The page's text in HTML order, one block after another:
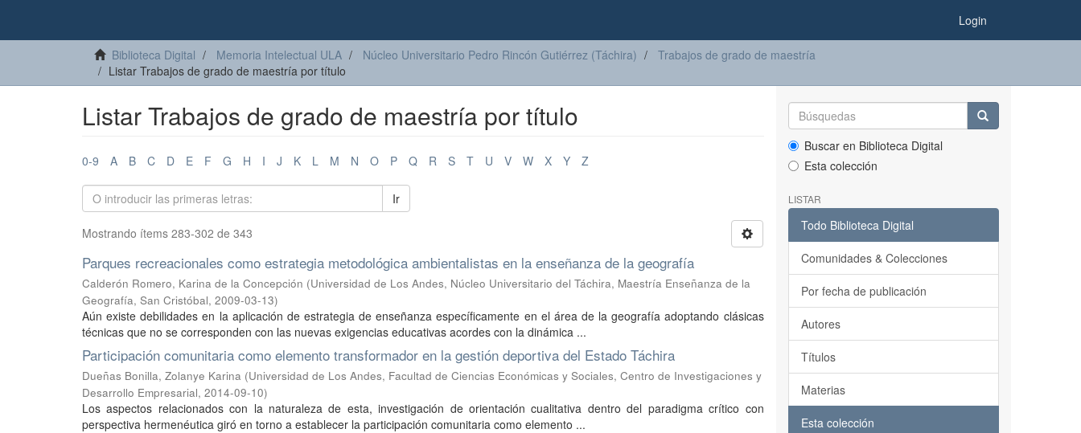
Login
Biblioteca Digital Memoria Intelectual ULA Núcleo Universitario Pedro Rincón Gutiérrez (Táchira)
Trabajos de grado de maestría
Listar Trabajos de grado de maestría por título
Listar Trabajos de grado de maestría por título
0-9 A B C D E F G H I J K L M N O P Q R S T U V W X Y Z
Ir
Mostrando ítems 283-302 de 343
Parques recreacionales como estrategia metodológica ambientalistas en la enseñanza de la geografía
Calderón Romero, Karina de la Concepción (Universidad de Los Andes, Núcleo Universitario del Táchira, Maestría Enseñanza de la
Geografía, San Cristóbal, 2009-03-13)
Aún existe debilidades en la aplicación de estrategia de enseñanza específicamente en el área de la geografía adoptando clásicas
técnicas que no se corresponden con las nuevas exigencias educativas acordes con la dinámica ...
Participación comunitaria como elemento transformador en la gestión deportiva del Estado Táchira
Dueñas Bonilla, Zolanye Karina (Universidad de Los Andes, Facultad de Ciencias Económicas y Sociales, Centro de Investigaciones y
Desarrollo Empresarial, 2014-09-10)
Los aspectos relacionados con la naturaleza de esta, investigación de orientación cualitativa dentro del paradigma crítico con
perspectiva hermenéutica giró en torno a establecer la participación comunitaria como elemento ...
Buscar en Biblioteca Digital
Esta colección
LISTAR
Todo Biblioteca Digital
Comunidades & Colecciones
Por fecha de publicación
Autores
Títulos
Materias
Esta colección